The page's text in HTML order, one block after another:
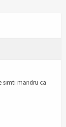
simti mandru ca